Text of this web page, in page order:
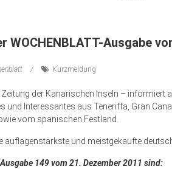
WOCHENBLATT-Ausgabe
Kurzmeldung
der Kanarischen Inseln – informiert
und Interessantes aus Teneriffa, Gran
vom spanischen Festland.
auflagenstärkste und meistgekaufte
149 vom 21. Dezember 2011 sind: